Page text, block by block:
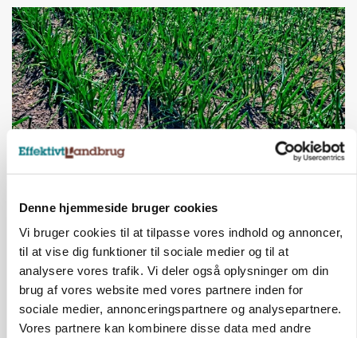
Denne hjemmeside bruger cookies
Vi bruger cookies til at tilpasse vores indhold og annoncer,
til at vise dig funktioner til sociale medier og til at
analysere vores trafik. Vi deler også oplysninger om din
brug af vores website med vores partnere inden for
sociale medier, annonceringspartnere og analysepartnere.
Vores partnere kan kombinere disse data med andre
PLANTER
Grøntsagsproduktion presset af kvælstofkrav:
Seks hektar brak for én hektar porrer
Annonce